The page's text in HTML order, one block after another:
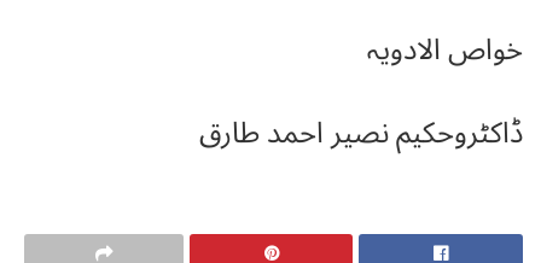
خواص الادویہ
ڈاکٹروحکیم نصیر احمد طارق